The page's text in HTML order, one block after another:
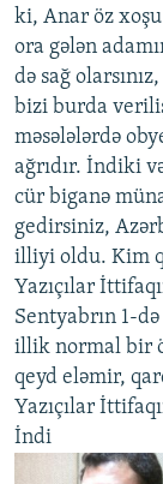
ki, Anar öz
ora gələn
də sağ
bizi burda
məsələlərdə
ağrıdır. İndiki
cür biganə
gedirsiniz,
illiyi oldu. Kim
Yazıçılar
Sentyabrın 1-
illik normal bir
qeyd eləmir,
Yazıçılar
İndi